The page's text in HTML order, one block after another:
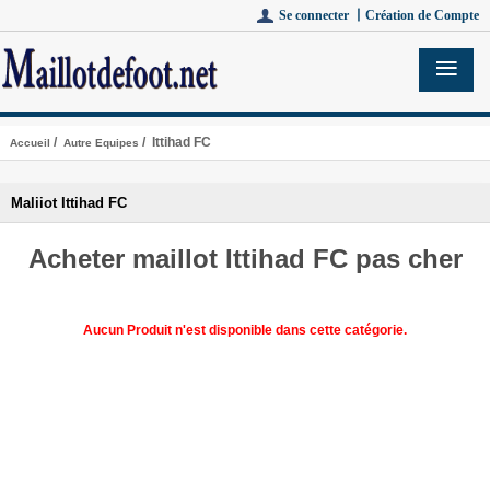
Se connecter 丨 Création de Compte
Accueil / Autre Equipes / Ittihad FC
Maliiot Ittihad FC
Acheter maillot Ittihad FC pas cher
Aucun Produit n'est disponible dans cette catégorie.